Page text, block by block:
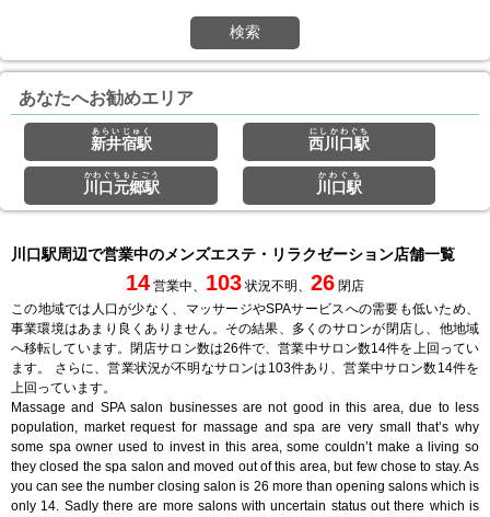
検索
あなたへお勧めエリア
新井宿駅
あらいじゅく
西川口駅
にしかわぐち
川口元郷駅
かわぐちもとごう
川口駅
かわぐち
川口駅周辺で営業中のメンズエステ・リラクゼーション店舗一覧
14 営業中、 103 状況不明、 26 閉店
この地域では人口が少なく、マッサージやSPAサービスへの需要も低いため、
事業環境はあまり良くありません。その結果、多くのサロンが閉店し、他地域
へ移転しています。閉店サロン数は26件で、営業中サロン数14件を上回ってい
ます。 さらに、営業状況が不明なサロンは103件あり、営業中サロン数14件を
上回っています。
Massage and SPA salon businesses are not good in this area, due to less
population, market request for massage and spa are very small that’s why
some spa owner used to invest in this area, some couldn’t make a living so
they closed the spa salon and moved out of this area, but few chose to stay. As
you can see the number closing salon is 26 more than opening salons which is
only 14. Sadly there are more salons with uncertain status out there which is